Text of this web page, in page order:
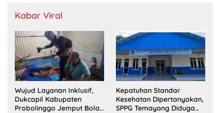
Kabar Viral
Wujud Layanan Inklusif,
Dukcapil Kabupaten
Probolinggo Jemput Bola
Kepatuhan Standar
Kesehatan Dipertanyakan,
SPPG Temayang Diduga